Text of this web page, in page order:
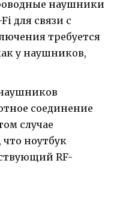
наушники
для связи с
требуется
у наушников,
соединение
случае
ноутбук
RF-